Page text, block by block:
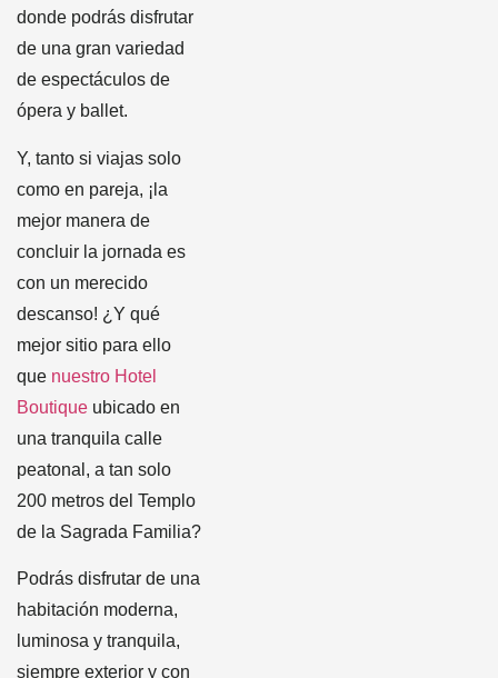
donde podrás disfrutar
de una gran variedad
de espectáculos de
ópera y ballet.
Y, tanto si viajas solo
como en pareja, ¡la
mejor manera de
concluir la jornada es
con un merecido
descanso! ¿Y qué
mejor sitio para ello
que nuestro Hotel
Boutique ubicado en
una tranquila calle
peatonal, a tan solo
200 metros del Templo
de la Sagrada Familia?
Podrás disfrutar de una
habitación moderna,
luminosa y tranquila,
siempre exterior y con